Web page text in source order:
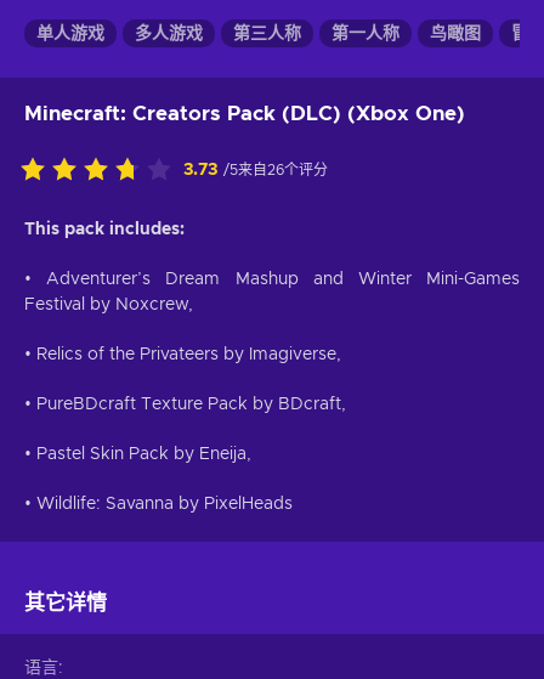
单人游戏 多人游戏 第三人称 第一人称 鸟瞰图 冒险
Minecraft: Creators Pack (DLC) (Xbox One)
3.73 /5来自26个评分
This pack includes:
• Adventurer’s Dream Mashup and Winter Mini-Games
Festival by Noxcrew,
• Relics of the Privateers by Imagiverse,
• PureBDcraft Texture Pack by BDcraft,
• Pastel Skin Pack by Eneija,
• Wildlife: Savanna by PixelHeads
其它详情
语言